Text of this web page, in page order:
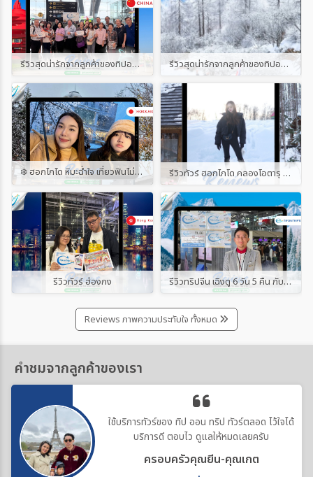
รีวิวสุดน่ารักจากลูกค้าของทิปออนทริปทัวร์ พร้อมแนบคลิป เส้นทางชิงเต่า รีวิวสุดน่ารักจากลูกค้าของทิปออนทริปทัวร์ พร้อมแนบคลิป
❄️ ฮอกไกโด หิมะฉ่ำใจ เที่ยวฟินไม่จกตา ⛄ ขอบคุณผู้โดยสารน่ารักทุกท่านที่ไว้ใจเดินทางกับ Tip on Trip Tour นะคะ บินจริง รีวิวจริง ไม่ปิดคอมเมนต์ ไม่ลบโพสต์ ✈️ ใครเคยไปกับเรา มาแชร์โมเมนต์ความฟินกันได้น้า~ #รีวิวทิปออนทริปทัวร์ รีวิวทัวร์ ฮอกไกโด คลองโอตารุ อาซาฮิกาว่า 6 วัน 4 คืน
รีวิวทัวร์ ฮ่องกง รีวิวทริปจีน เฉิงตู 6 วัน 5 คืน กับ “ทิป ออน ทริป ทัวร์”
Reviews ภาพความประทับใจ ทั้งหมด
คำชมจากลูกค้าของเรา
ใช้บริการทัวร์ของ ทิป ออน ทริป ทัวร์ตลอด ไว้ใจได้
บริการดี ตอบไว ดูแลให้หมดเลยครับ
ครอบครัวคุณยีน-คุณเกต